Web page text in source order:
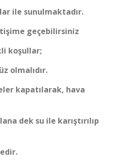
ile sunulmaktadır.
geçebilirsiniz
koşullar;
olmalıdır.
kapatılarak, hava
dek su ile karıştırılıp